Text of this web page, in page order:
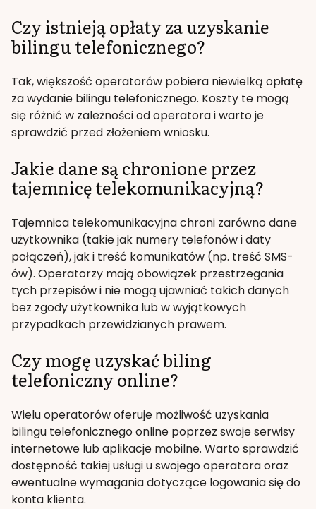
Czy istnieją opłaty za uzyskanie
bilingu telefonicznego?
Tak, większość operatorów pobiera niewielką opłatę
za wydanie bilingu telefonicznego. Koszty te mogą
się różnić w zależności od operatora i warto je
sprawdzić przed złożeniem wniosku.
Jakie dane są chronione przez
tajemnicę telekomunikacyjną?
Tajemnica telekomunikacyjna chroni zarówno dane
użytkownika (takie jak numery telefonów i daty
połączeń), jak i treść komunikatów (np. treść SMS-
ów). Operatorzy mają obowiązek przestrzegania
tych przepisów i nie mogą ujawniać takich danych
bez zgody użytkownika lub w wyjątkowych
przypadkach przewidzianych prawem.
Czy mogę uzyskać biling
telefoniczny online?
Wielu operatorów oferuje możliwość uzyskania
bilingu telefonicznego online poprzez swoje serwisy
internetowe lub aplikacje mobilne. Warto sprawdzić
dostępność takiej usługi u swojego operatora oraz
ewentualne wymagania dotyczące logowania się do
konta klienta.